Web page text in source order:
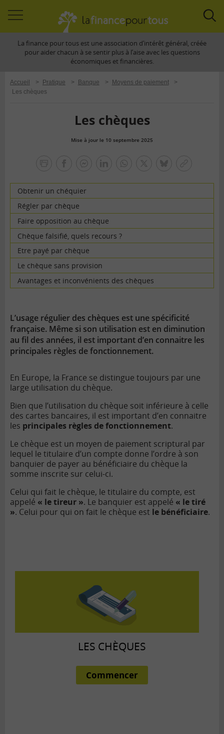
àLa finance pour tous est une association d’intérêt général, créée
pour aider chacun à se sentir plus à l’aise avec les questions
économiques et financières.
Accueil > Pratique > Banque > Moyens de paiement
>
Les chèques
Les chèques
Mise à jour le 10 septembre 2025
tous
Obtenir un chéquier
Régler par chèque
Faire opposition au chèque
Chèque falsifié, quels recours ?
Etre payé par chèque
Le chèque sans provision
Avantages et inconvénients des chèques
L’usage régulier des chèques est une spécificité
française. Même si son utilisation est en diminution
au fil des années, il est important d’en connaitre les
principales règles de fonctionnement.
En Europe, la France se distingue toujours par une
large utilisation du chèque.
Bien que l’utilisation du chèque soit inférieure à celle
des cartes bancaires, il est important d’en connaitre
les principales règles de fonctionnement.
Le chèque est un moyen de paiement scriptural par
lequel le titulaire d’un compte donne l’ordre à son
banquier de payer au bénéficiaire du chèque la
somme inscrite sur celui-ci.
Celui qui fait le chèque, le titulaire du compte, est
appelé « le tireur ». Le banquier est appelé « le tiré
». Celui pour qui on fait le chèque est le bénéficiaire.
LES CHÈQUES